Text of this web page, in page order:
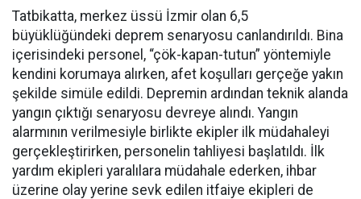
Tatbikatta, merkez üssü İzmir olan 6,5
büyüklüğündeki deprem senaryosu canlandırıldı. Bina
içerisindeki personel, “çök-kapan-tutun” yöntemiyle
kendini korumaya alırken, afet koşulları gerçeğe yakın
şekilde simüle edildi. Depremin ardından teknik alanda
yangın çıktığı senaryosu devreye alındı. Yangın
alarmının verilmesiyle birlikte ekipler ilk müdahaleyi
gerçekleştirirken, personelin tahliyesi başlatıldı. İlk
yardım ekipleri yaralılara müdahale ederken, ihbar
üzerine olay yerine sevk edilen itfaiye ekipleri de